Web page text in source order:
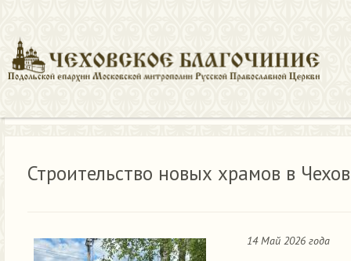
Строительство новых храмов в
14 Май 2026 года